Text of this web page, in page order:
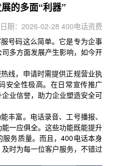
的多面“利器”
期：2026-02-28 400电话资费
号码这么简单。它是专为企事
多方面发展产生影响，如今开
线，申请时需提供正规营业执
安全性极高。在日常宣传推广
业信誉，助力企业塑造安全可
丰富。电话录音、工号播报、
一应俱全。这些功能既能提升
务质量。而且，400电话本身
时为每一位客户服务，不错过